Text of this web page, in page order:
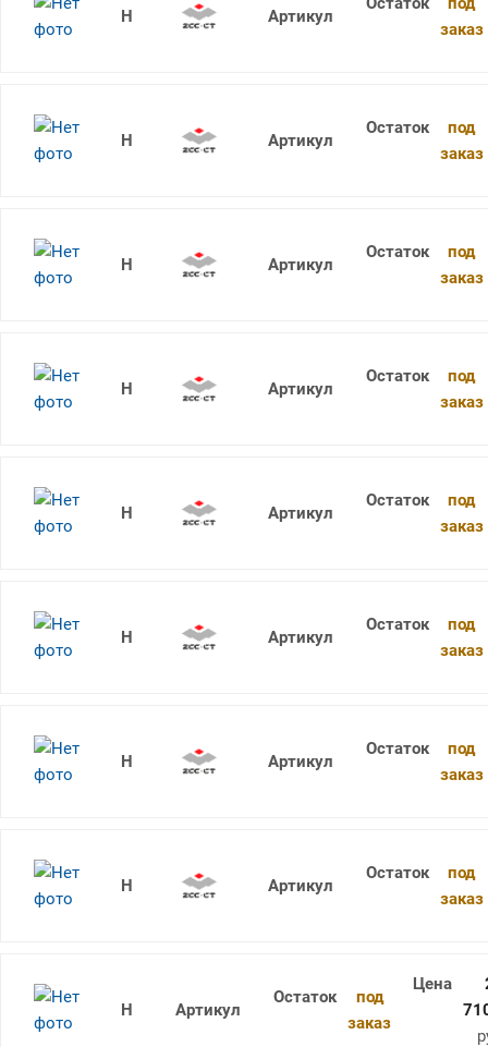
1736SU05C-0330 KDG303
заказ
1736SU05C-0340 KDG303
под
заказ
1736SU05C-0350 KDG303
под
заказ
1736SU05C-0360 KDG303
под
заказ
1736SU05C-0370 KDG303
под
заказ
1736SU05C-0380 KDG303
под
заказ
1736SU05C-0390 KDG303
под
заказ
1736SU05C-0400 KDG303
под
заказ
1736SU05-0780 KDG303
под
заказ